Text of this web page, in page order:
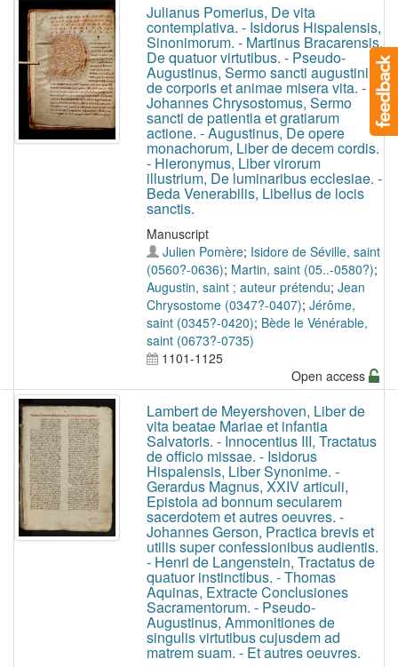
Julianus Pomerius, De vita
contemplativa. - Isidorus Hispalensis,
Sinonimorum. - Martinus Bracarensis,
De quatuor virtutibus. - Pseudo-
Augustinus, Sermo sancti augustini
de corporis et animae misera vita. -
Johannes Chrysostomus, Sermo
sancti de patientia et gratiarum
actione. - Augustinus, De opere
monachorum, Liber de decem cordis.
- Hieronymus, Liber virorum
illustrium, De luminaribus ecclesiae. -
Beda Venerabilis, Libellus de locis
sanctis.
Manuscript
Julien Pomère; Isidore de Séville, saint
(0560?-0636); Martin, saint (05..-0580?);
Augustin, saint ; auteur prétendu; Jean
Chrysostome (0347?-0407); Jérôme,
saint (0345?-0420); Bède le Vénérable,
saint (0673?-0735)
1101-1125
Open access
Lambert de Meyershoven, Liber de
vita beatae Mariae et infantia
Salvatoris. - Innocentius III, Tractatus
de officio missae. - Isidorus
Hispalensis, Liber Synonime. -
Gerardus Magnus, XXIV articuli,
Epistola ad bonnum secularem
sacerdotem et autres oeuvres. -
Johannes Gerson, Practica brevis et
utilis super confessionibus audientis.
- Henri de Langenstein, Tractatus de
quatuor instinctibus. - Thomas
Aquinas, Extracte Conclusiones
Sacramentorum. - Pseudo-
Augustinus, Ammonitiones de
singulis virtutibus cujusdem ad
matrem suam. - Et autres oeuvres.